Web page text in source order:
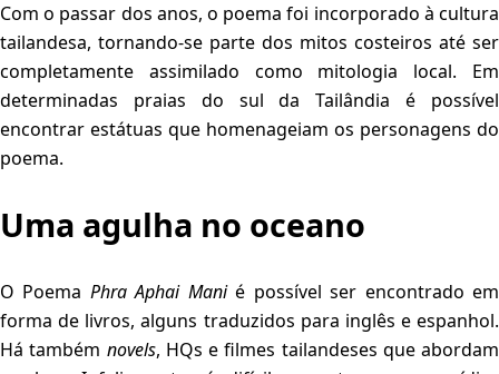
Com o passar dos anos, o poema foi incorporado à cultura
tailandesa, tornando-se parte dos mitos costeiros até ser
completamente assimilado como mitologia local. Em
determinadas praias do sul da Tailândia é possível
encontrar estátuas que homenageiam os personagens do
poema.
Uma agulha no oceano
O Poema Phra Aphai Manié possível ser encontrado em
forma de livros, alguns traduzidos para inglês e espanhol.
Há também novels, HQs e filmes tailandeses que abordam